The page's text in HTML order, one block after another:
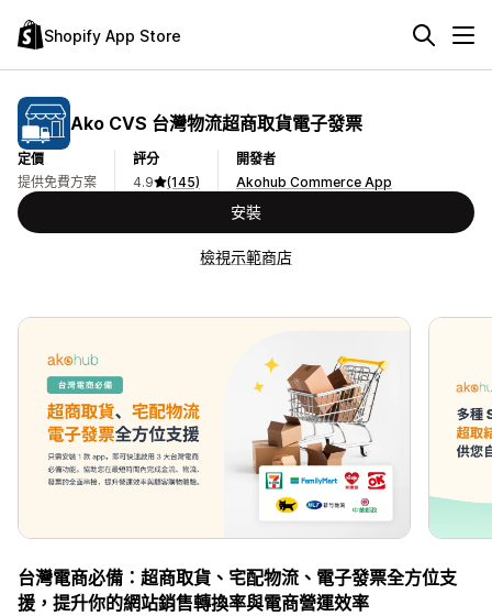
Shopify App Store
Ako CVS 台灣物流超商取貨電子發票
定價
提供免費方案
評分
4.9
(145)
開發者
Akohub Commerce App
安裝
檢視示範商店
台灣電商必備：超商取貨、宅配物流、電子發票全方位支
援，提升你的網站銷售轉換率與電商營運效率